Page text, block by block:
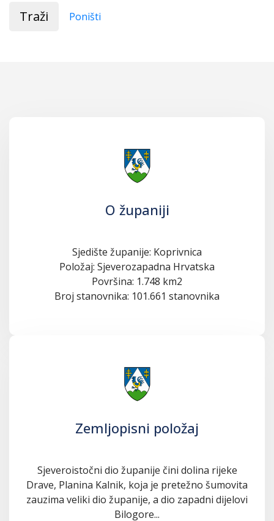
Traži Poništi
O županiji
Sjedište županije: Koprivnica
Položaj: Sjeverozapadna Hrvatska
Površina: 1.748 km2
Broj stanovnika: 101.661 stanovnika
Zemljopisni položaj
Sjeveroistočni dio županije čini dolina rijeke
Drave, Planina Kalnik, koja je pretežno šumovita
zauzima veliki dio županije, a dio zapadni dijelovi
Bilogore...